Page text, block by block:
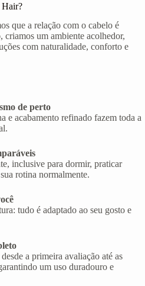
Hair?
que a relação com o cabelo é
criamos um ambiente acolhedor,
com naturalidade, conforto e
de perto
e acabamento refinado fazem toda a
inclusive para dormir, praticar
rotina normalmente.
tudo é adaptado ao seu gosto e
a primeira avaliação até as
um uso duradouro e